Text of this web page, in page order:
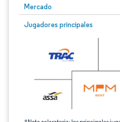
Mercado
Jugadores principales
Imagen © Mordor Intelligence. El